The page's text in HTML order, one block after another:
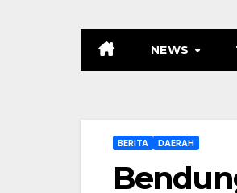
NEWS
BERITA DAERAH